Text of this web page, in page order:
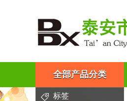
全部产品分类
标签